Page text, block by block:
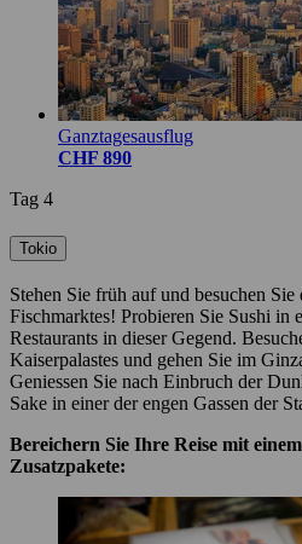
Ganztagesausflug
CHF 890
Tag 4
Tokio
Stehen Sie früh auf und besuchen
Fischmarktes! Probieren Sie Sushi in
Restaurants in dieser Gegend.
Kaiserpalastes und gehen Sie im
Geniessen Sie nach Einbruch der
Sake in einer der engen Gassen der
Bereichern Sie Ihre Reise mit
Zusatzpakete: